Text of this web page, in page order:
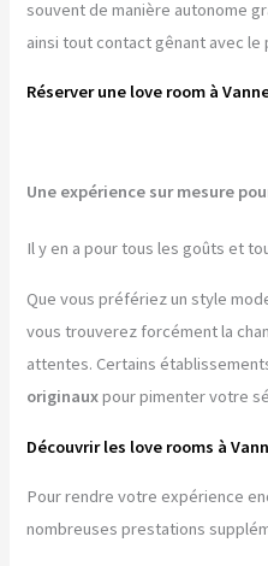
souvent de manière autonome
ainsi tout contact gênant avec le
Réserver une love room à
Une expérience sur mesure
Il y en a pour tous les goûts et
Que vous préfériez un style
vous trouverez forcément la
attentes. Certains
originauxpour pimenter votre
Découvrir les love rooms à
Pour rendre votre expérience
nombreuses prestations